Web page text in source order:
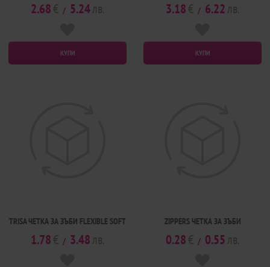
2.68 / 5.24
КУПИ
3.18 / 6.22
КУПИ
TRISA ЧЕТКА ЗА ЗЪБИ FLEXIBLE SOFT
1.78 / 3.48
ZIPPERS ЧЕТКА ЗА ЗЪБИ
0.28 / 0.55